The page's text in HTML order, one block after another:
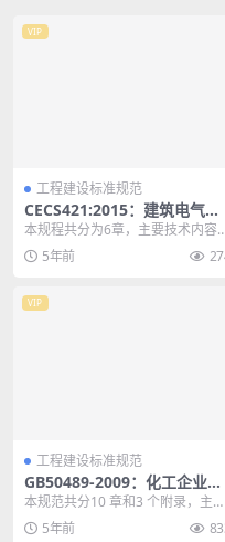
VIP
工程建设标准规范
CECS421:2015：建筑电气细
导线连接器应用技术规程
本规程共分为6章，主要技术内容
括：总则、术语、材料、设计选
用、安装施工、工程验...
5年前
VIP
工程建设标准规范
GB50489-2009：化工企业总
图运输设计规范
本规范共分10 章和3 个附录，主要
内容包括:总则、术语、厂址选择、
化工区总体布...
5年前